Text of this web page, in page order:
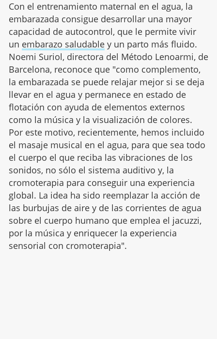
Con el entrenamiento maternal en el agua, la
embarazada consigue desarrollar una mayor
capacidad de autocontrol, que le permite vivir
un embarazo saludabley un parto más fluido.
Noemi Suriol, directora del Método Lenoarmi, de
Barcelona, reconoce que "como complemento,
la embarazada se puede relajar mejor si se deja
llevar en el agua y permanece en estado de
flotación con ayuda de elementos externos
como la música y la visualización de colores.
Por este motivo, recientemente, hemos incluido
el masaje musical en el agua, para que sea todo
el cuerpo el que reciba las vibraciones de los
sonidos, no sólo el sistema auditivo y, la
cromoterapia para conseguir una experiencia
global. La idea ha sido reemplazar la acción de
las burbujas de aire y de las corrientes de agua
sobre el cuerpo humano que emplea el jacuzzi,
por la música y enriquecer la experiencia
sensorial con cromoterapia".